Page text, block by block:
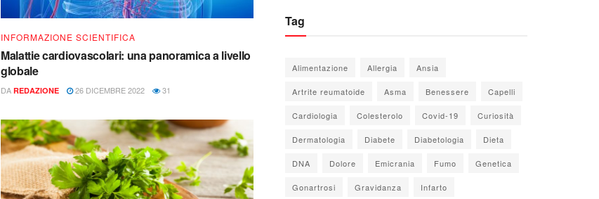
INFORMAZIONE SCIENTIFICA
Malattie cardiovascolari: una panoramica a livello
globale
DA REDAZIONE 26 DICEMBRE 2022 31
Tag
Alimentazione Allergia Ansia
Artrite reumatoide Asma Benessere Capelli
Cardiologia Colesterolo Covid-19 Curiosità
Dermatologia Diabete Diabetologia Dieta
DNA Dolore Emicrania Fumo Genetica
Gonartrosi Gravidanza Infarto